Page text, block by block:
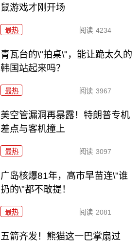
鼠游戏才刚开场
最热 阅读 4234
青瓦台的\"拍桌\"，能让跪太久的
韩国站起来吗？
最热 阅读 3967
美空管漏洞再暴露！特朗普专机
差点与客机撞上
最热 阅读 3097
广岛核爆81年，高市早苗连\"谁
扔的\"都不敢提！
最热 阅读 2081
五箭齐发！熊猫这一巴掌扇过